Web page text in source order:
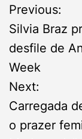
P
o
s
t
n
Previous:
Silvia Braz
desfile de
Week
Next:
Carregada
o prazer